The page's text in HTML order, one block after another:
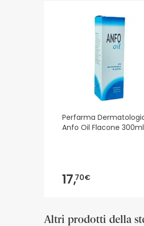
aggiornamenti. Nel
non esitate a
Perfarma
Anfo Oil Flacone 300ml
17,70€
Altri prodotti della